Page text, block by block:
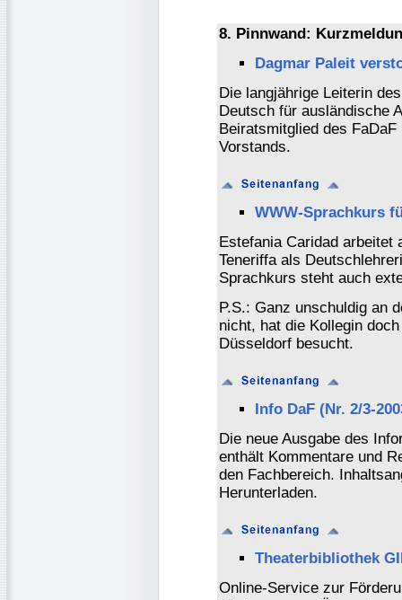
8. Pinnwand:
Dagmar Paleit
Die langjährige Leiterin
Deutsch für ausländische
Beiratsmitglied des
Vorstands.
WWW-Sprachkurs
Estefania Caridad arbeitet
Teneriffa als
Sprachkurs steht auch
P.S.: Ganz unschuldig an
nicht, hat die Kollegin
Düsseldorf besucht.
Info DaF (Nr. 2/3-
Die neue Ausgabe des
enthält Kommentare und
den Fachbereich.
Herunterladen.
Theaterbibliothek
Online-Service zur